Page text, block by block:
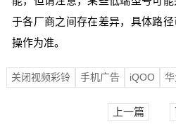
于各厂商之间存在差异，具体路
操作为准。
关闭视频彩铃 手机广告 iQOO
上一篇